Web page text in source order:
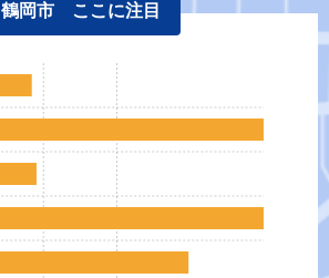
鶴岡市 ここに注目